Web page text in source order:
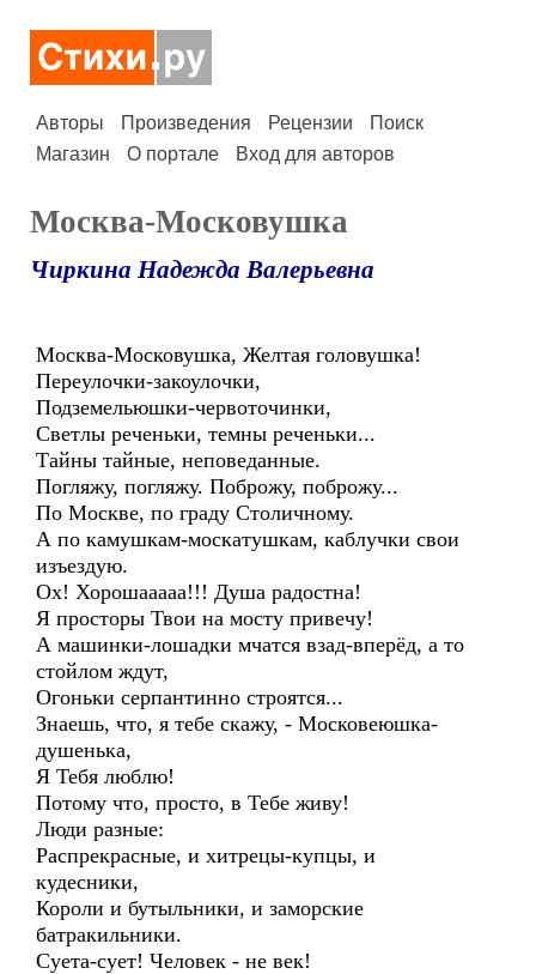
Авторы Произведения Рецензии
Поиск
Магазин
О портале Вход для авторов
Москва-Московушка
Чиркина Надежда Валерьевна
Москва-Московушка, Желтая головушка!
Переулочки-закоулочки,
Подземельюшки-червоточинки,
Светлы реченьки, темны реченьки...
Тайны тайные, неповеданные.
Погляжу, погляжу. Поброжу, поброжу...
По Москве, по граду Столичному.
А по камушкам-москатушкам, каблучки свои
изъездую.
Ох! Хорошааааа!!! Душа радостна!
Я просторы Твои на мосту привечу!
А машинки-лошадки мчатся взад-вперёд, а то
стойлом ждут,
Огоньки серпантинно строятся...
Знаешь, что, я тебе скажу, - Московеюшка-
душенька,
Я Тебя люблю!
Потому что, просто, в Тебе живу!
Люди разные:
Распрекрасные, и хитрецы-купцы, и
кудесники,
Короли и бутыльники, и заморские
батракильники.
Суета-сует! Человек - не век!